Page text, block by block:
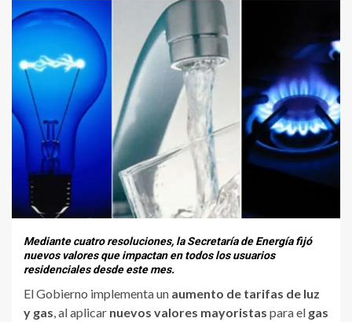
Mediante cuatro resoluciones, la Secretaría de Energía fijó
nuevos valores que impactan en todos los usuarios
residenciales desde este mes.
El Gobierno implementa un aumento de tarifas de luz
y gas, al aplicar nuevos valores mayoristas para el gas